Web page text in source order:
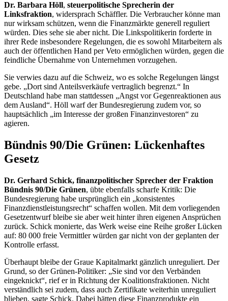
Dr. Barbara Höll, steuerpolitische Sprecherin der
Linksfraktion, widersprach Schäffler. Die Verbraucher könne man
nur wirksam schützen, wenn die Finanzmärkte generell reguliert
würden. Dies sehe sie aber nicht. Die Linkspolitikerin forderte in
ihrer Rede insbesondere Regelungen, die es sowohl Mitarbeitern als
auch der öffentlichen Hand per Veto ermöglichen würden, gegen die
feindliche Übernahme von Unternehmen vorzugehen.
Sie verwies dazu auf die Schweiz, wo es solche Regelungen längst
gebe. „Dort sind Anteilsverkäufe vertraglich begrenzt.“ In
Deutschland habe man stattdessen „Angst vor Gegenreaktionen aus
dem Ausland“. Höll warf der Bundesregierung zudem vor, so
hauptsächlich „im Interesse der großen Finanzinvestoren“ zu
agieren.
Bündnis 90/Die Grünen: Lückenhaftes
Gesetz
Dr. Gerhard Schick, finanzpolitischer Sprecher der Fraktion
Bündnis 90/Die Grünen, übte ebenfalls scharfe Kritik: Die
Bundesregierung habe ursprünglich ein „konsistentes
Finanzdienstleistungsrecht“ schaffen wollen. Mit dem vorliegenden
Gesetzentwurf bleibe sie aber weit hinter ihren eigenen Ansprüchen
zurück. Schick monierte, das Werk weise eine Reihe großer Lücken
auf: 80 000 freie Vermittler würden gar nicht von der geplanten der
Kontrolle erfasst.
Überhaupt bleibe der Graue Kapitalmarkt gänzlich unreguliert. Der
Grund, so der Grünen-Politiker: „Sie sind vor den Verbänden
eingeknickt“, rief er in Richtung der Koalitionsfraktionen. Nicht
verständlich sei zudem, dass auch Zertifikate weiterhin unreguliert
blieben, sagte Schick. Dabei hätten diese Finanzprodukte ein